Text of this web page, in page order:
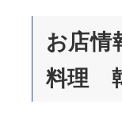
お店
料理